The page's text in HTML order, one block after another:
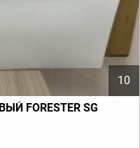
10
FORESTER SG